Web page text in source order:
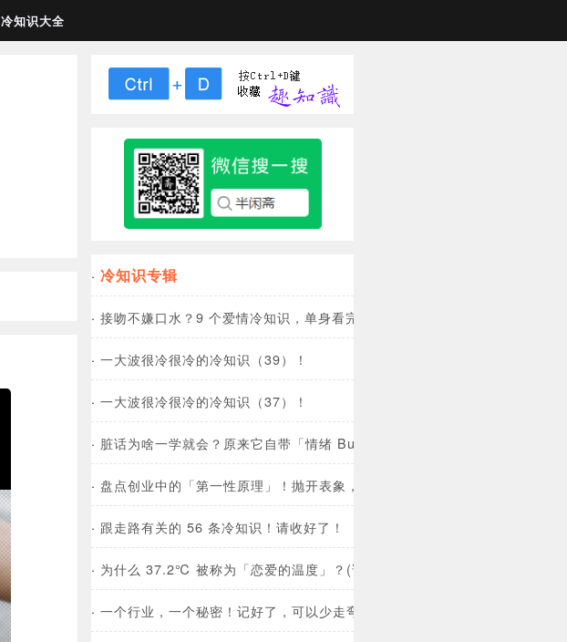
冷知识大全
· 冷知识专辑
· 接吻不嫌口水？9 个爱情冷知识，单身看完想恋爱，恋爱看完想分手？
· 一大波很冷很冷的冷知识（39）！
· 一大波很冷很冷的冷知识（37）！
· 脏话为啥一学就会？原来它自带「情绪 Buff」！
· 盘点创业中的「第一性原理」！抛开表象，直击本质！
· 跟走路有关的 56 条冷知识！请收好了！
· 为什么 37.2℃ 被称为「恋爱的温度」？(详)
· 一个行业，一个秘密！记好了，可以少走弯路